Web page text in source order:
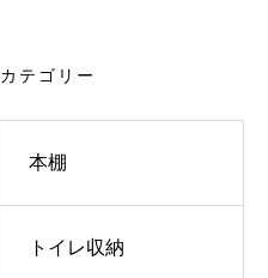
カテゴリー
本棚
トイレ収納